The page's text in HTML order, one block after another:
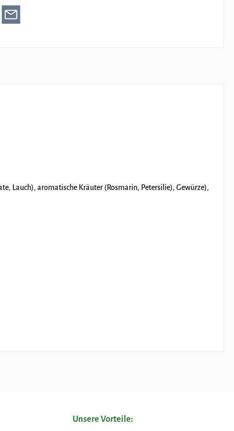
Lauch), aromatische Kräuter (Rosmarin, Petersilie), Gewürze),
Unsere Vorteile: